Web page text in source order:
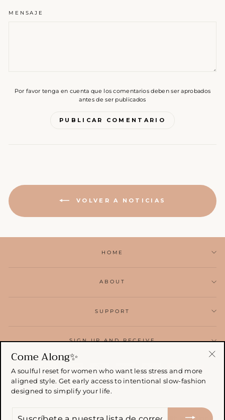
MENSAJE
Por favor tenga en cuenta que los comentarios deben ser aprobados
antes de ser publicados
PUBLICAR COMENTARIO
VOLVER A NOTICIAS
HOME
ABOUT
SUPPORT
SIGN UP AND RECEIVE
© 2026 Shop The Kei . All rights reserved. Made with intention.
Come Along✨
A soulful reset for women who want less stress and more
aligned style. Get early access to intentional slow-fashion
designed to simplify your life.